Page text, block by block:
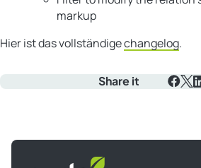
markup
Hier ist das vollständigechangelog.
Share it